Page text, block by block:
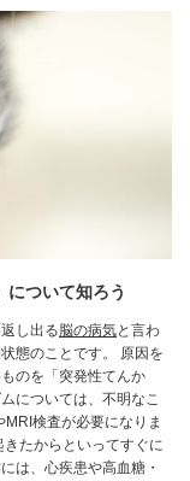
ついて知ろう
し出る脳の病気と言わ
態のことです。 原因を
のを「突発性てんか
については、不明なこ
検査が必要になりま
たからといってすぐに
は、心疾患や高血糖・